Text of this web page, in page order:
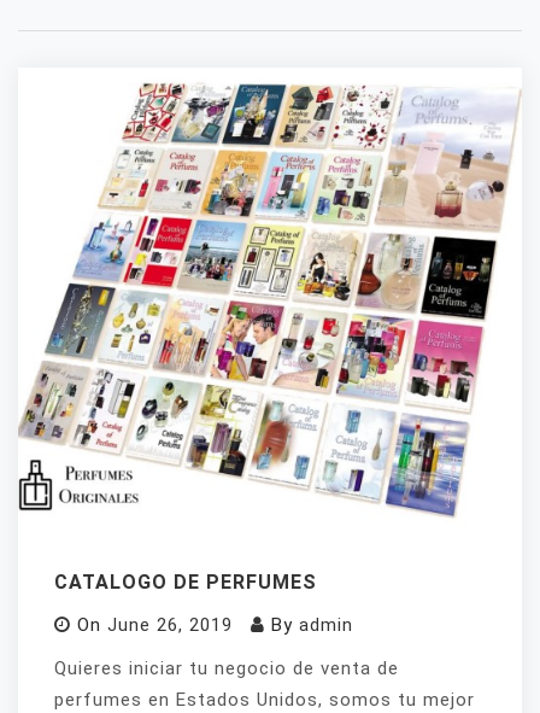
CATALOGO DE PERFUMES
On June 26, 2019 By admin
Quieres iniciar tu negocio de venta de
perfumes en Estados Unidos, somos tu mejor